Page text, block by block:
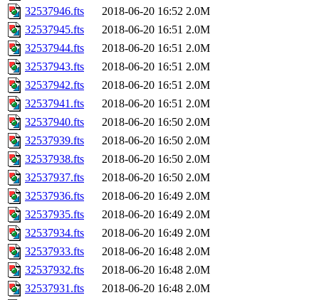
32537946.fts
2018-06-20 16:52 2.0M
32537945.fts
2018-06-20 16:51 2.0M
32537944.fts
2018-06-20 16:51 2.0M
32537943.fts
2018-06-20 16:51 2.0M
32537942.fts
2018-06-20 16:51 2.0M
32537941.fts
2018-06-20 16:51 2.0M
32537940.fts
2018-06-20 16:50 2.0M
32537939.fts
2018-06-20 16:50 2.0M
32537938.fts
2018-06-20 16:50 2.0M
32537937.fts
2018-06-20 16:50 2.0M
32537936.fts
2018-06-20 16:49 2.0M
32537935.fts
2018-06-20 16:49 2.0M
32537934.fts
2018-06-20 16:49 2.0M
32537933.fts
2018-06-20 16:48 2.0M
32537932.fts
2018-06-20 16:48 2.0M
32537931.fts
2018-06-20 16:48 2.0M